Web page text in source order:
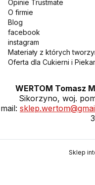
Opinie Trustmate
O firmie
Blog
facebook
instagram
Materiały z których
Oferta dla Cukierni i
WERTOM Tomasz
Sikorzyno, woj.
mail:
Sklep